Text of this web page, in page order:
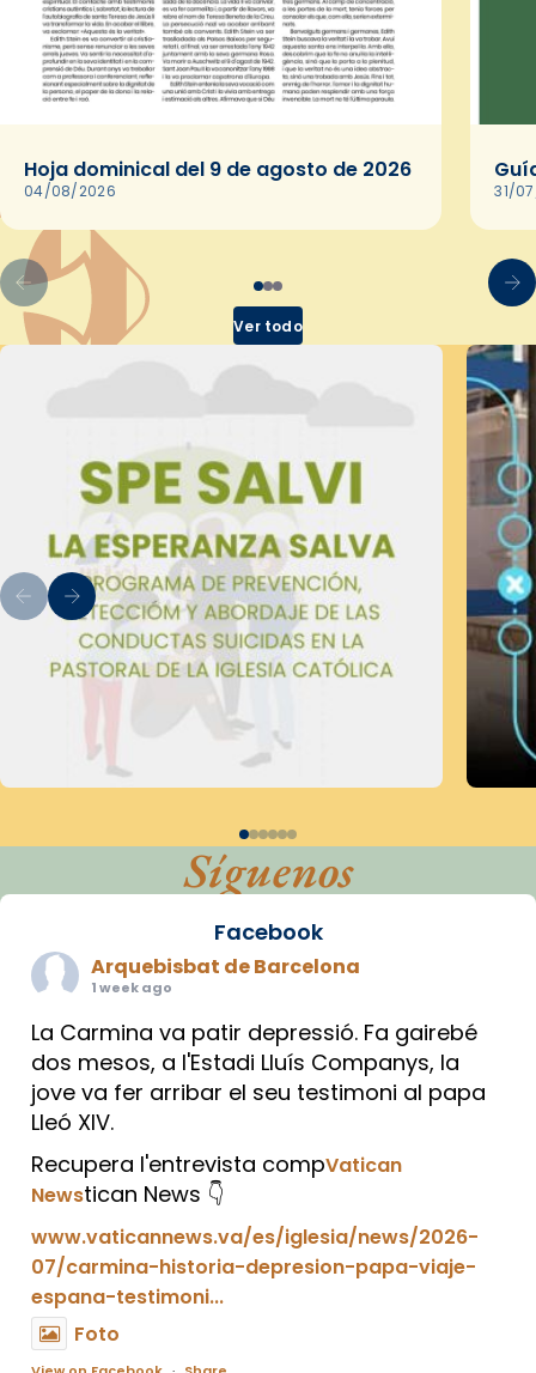
Hoja dominical del 9 de agosto de 2026
04/08/2026 31/
Ver todo
Síguenos
Facebook
Arquebisbat de Barcelona
1 week ago
La Carmina va patir depressió. Fa gairebé
dos mesos, a l'Estadi Lluís Companys, la
jove va fer arribar el seu testimoni al papa
Lleó XIV.
Recupera l'entrevista compVatican
Newstican News 👇
www.vaticannews.va/es/iglesia/news/2026-
07/carmina-historia-depresion-papa-viaje-
espana-testimoni...
Foto